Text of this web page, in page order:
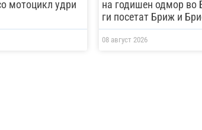
мотоцикл удри
на годишен одмор во
ги посетат Бриж и
08 август 2026